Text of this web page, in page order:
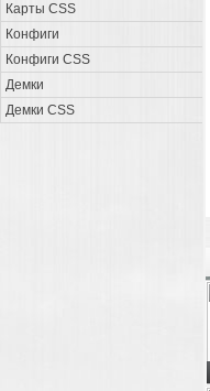
Карты CSS
Конфиги
Конфиги CSS
Демки
Демки CSS